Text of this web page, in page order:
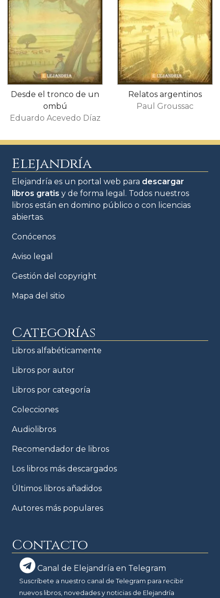
Desde el tronco de un
ombú
Eduardo Acevedo Díaz
Relatos argentinos
Paul Groussac
Elejandría
Elejandría es un portal web para descargar
libros gratis y de forma legal. Todos nuestros
libros están en domino público o con licencias
abiertas.
Conócenos
Aviso legal
Gestión del copyright
Mapa del sitio
Categorías
Libros alfabéticamente
Libros por autor
Libros por categoría
Colecciones
Audiolibros
Recomendador de libros
Los libros más descargados
Últimos libros añadidos
Autores más populares
Contacto
Canal de Elejandría en Telegram
Suscríbete a nuestro canal de Telegram para recibir
nuevos libros, novedades y noticias de Elejandría